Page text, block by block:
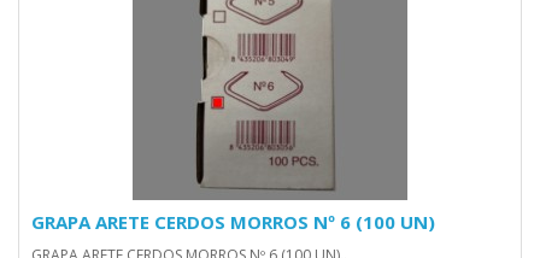
GRAPA ARETE CERDOS MORROS Nº 6 (100 UN)